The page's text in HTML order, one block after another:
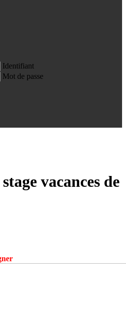
Identifiant
Mot de passe
vacances de